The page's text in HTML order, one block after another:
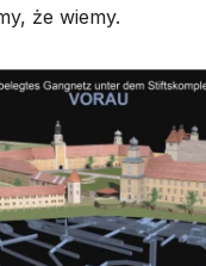
że wiemy.